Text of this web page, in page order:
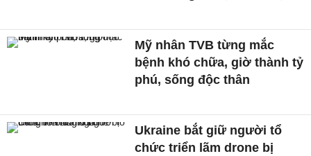
Mỹ nhân TVB từng mắc
bệnh khó chữa, giờ thành tỷ
phú, sống độc thân
Ukraine bắt giữ người tổ
chức triển lãm drone bị